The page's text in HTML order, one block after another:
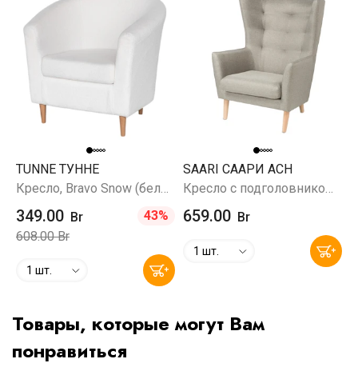
TUNNE ТУННЕ
Кресло, Bravo Snow (белый барашек/букле)
349.00 Br
43%
608.00 Br
1 шт.
SAARI СААРИ ACH
Кресло с подголовником, Мальмо 16 (бежево-серый)
659.00 Br
1 шт.
Товары, которые могут Вам
понравиться